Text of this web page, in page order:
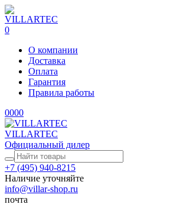
0
О компании
Доставка
Оплата
Гарантия
Правила работы
0000
VILLARTEC
Официальный дилер
+7 (495) 940-8215
Наличие уточняйте
info@villar-shop.ru
почта